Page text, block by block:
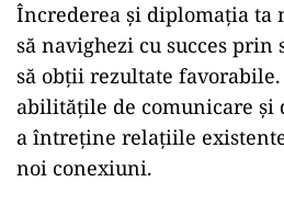
Încrederea și diplomația ta
să navighezi cu succes
să obții rezultate favorabile.
abilitățile de comunicare și
a întreține relațiile
noi conexiuni.